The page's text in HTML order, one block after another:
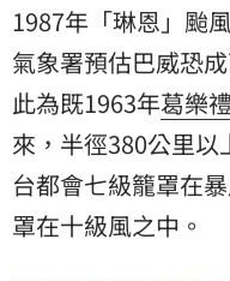
1987年「琳恩」颱
氣象署預估巴威恐
此為既1963年葛樂禮
來，半徑380公里
台都會七級籠罩在
罩在十級風之中。